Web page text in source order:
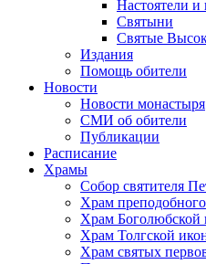
Настоятели и
Святыни
Святые
Издания
Помощь обители
Новости
Новости монастыря
СМИ об обители
Публикации
Расписание
Храмы
Собор святителя
Храм
Храм
Храм Толгской
Храм святых